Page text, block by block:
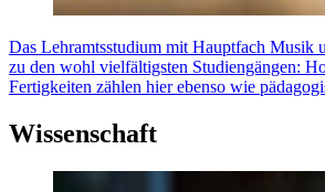
Das Lehramtsstudium mit Hauptfach Musik
zu den wohl vielfältigsten Studiengängen:
Fertigkeiten zählen hier ebenso wie
Wissenschaft